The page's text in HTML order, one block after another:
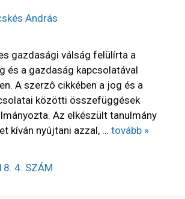
András
gazdasági válság felülírta a
és a gazdaság kapcsolatával
A szerzô cikkében a jog és a
közötti összefüggések
Az elkészült tanulmány
kíván nyújtani azzal, … tovább »
4. SZÁM